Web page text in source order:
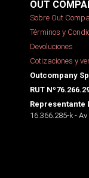
OUT
Sobre Out
Términos y
Devoluciones
Cotizaciones y
Outcompany
RUT
Representante
16.366.285-k -